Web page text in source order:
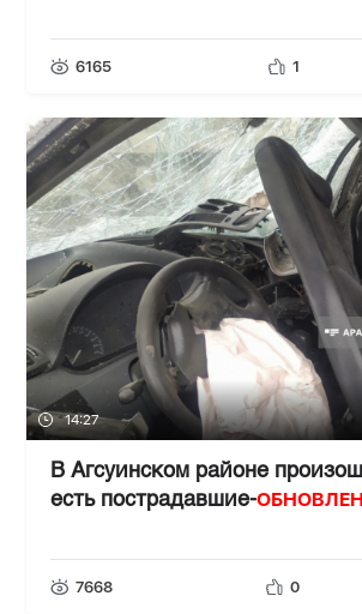
6165 1
14:27
В Агсуинском районе
есть пострадавшие-
7668 0